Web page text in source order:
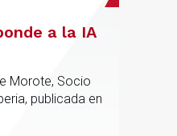
a la IA
Morote, Socio
publicada en